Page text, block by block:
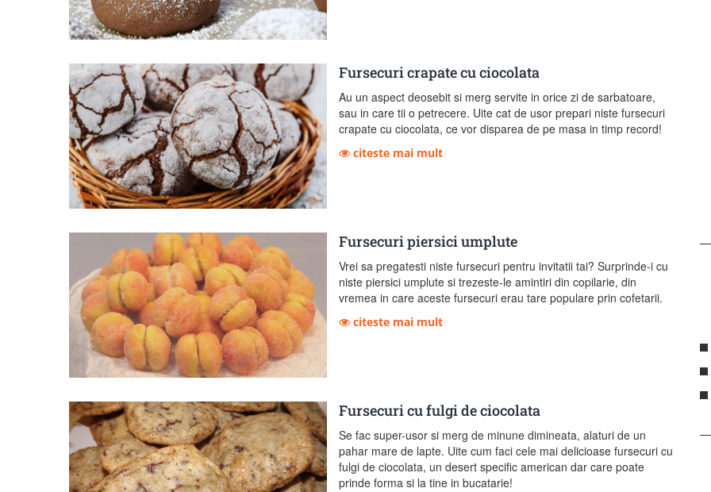
Fursecuri crapate cu ciocolata
Au un aspect deosebit si merg servite in orice zi de sarbatoare,
sau in care tii o petrecere. Uite cat de usor prepari niste fursecuri
crapate cu ciocolata, ce vor disparea de pe masa in timp record!
citeste mai mult
Fursecuri piersici umplute
Vrei sa pregatesti niste fursecuri pentru invitatii tai? Surprinde-i cu
niste piersici umplute si trezeste-le amintiri din copilarie, din
vremea in care aceste fursecuri erau tare populare prin cofetarii.
citeste mai mult
Fursecuri cu fulgi de ciocolata
Se fac super-usor si merg de minune dimineata, alaturi de un
pahar mare de lapte. Uite cum faci cele mai delicioase fursecuri cu
fulgi de ciocolata, un desert specific american dar care poate
prinde forma si la tine in bucatarie!